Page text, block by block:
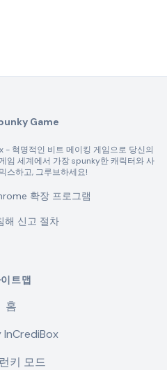
Game
혁명적인 비트 메이킹 게임으로 당신의
임 세계에서 가장 spunky한 캐릭터와 사
스하고, 그루브하세요!
확장 프로그램
해 신고 절차
트맵
홈
InCrediBox
키 모드